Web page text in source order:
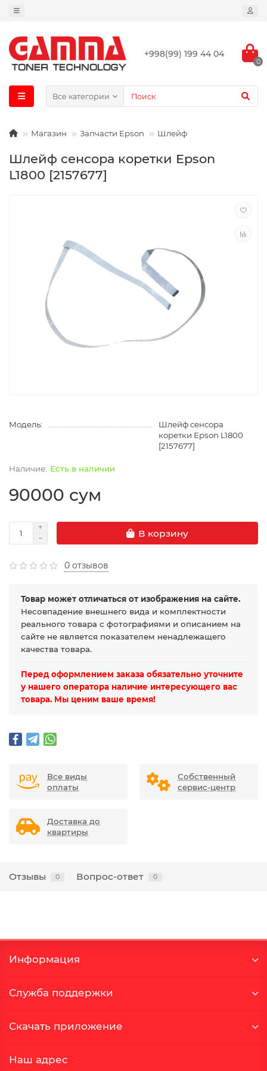
+998(99) 199 44 04
0
Все категории
Магазин Запчасти Epson Шлейф
Шлейф сенсора коретки Epson
L1800 [2157677]
Модель:
Шлейф сенсора
коретки Epson L1800
[2157677]
Есть в наличии
90000 сум
В корзину
0 отзывов
Товар может отличаться от изображения на сайте.
Несовпадение внешнего вида и комплектности
реального товара с фотографиями и описанием на
сайте не является показателем ненадлежащего
качества товара.
Перед оформлением заказа обязательно уточните
у нашего оператора наличие интересующего вас
товара. Мы ценим ваше время!
Все виды
оплаты
Собственный
сервис-центр
Доставка до
квартиры
Отзывы 0 Вопрос-ответ 0
Информация
Служба поддержки
Скачать приложение
Наш адрес